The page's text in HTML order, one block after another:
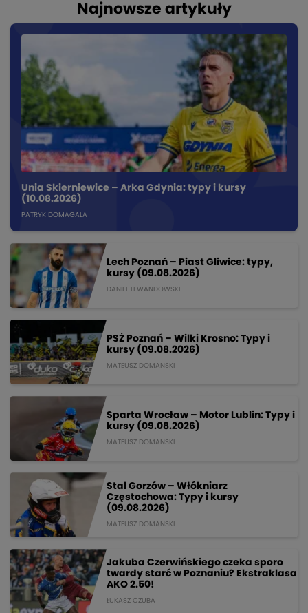
Najnowsze artykuły
Unia Skierniewice – Arka Gdynia: typy i kursy
(10.08.2026)
PATRYK DOMAGALA
Lech Poznań – Piast Gliwice: typy,
kursy (09.08.2026)
DANIEL LEWANDOWSKI
PSŻ Poznań – Wilki Krosno: Typy i
kursy (09.08.2026)
MATEUSZ DOMANSKI
Sparta Wrocław – Motor Lublin: Typy i
kursy (09.08.2026)
MATEUSZ DOMANSKI
Stal Gorzów – Włókniarz
Częstochowa: Typy i kursy
(09.08.2026)
MATEUSZ DOMANSKI
Jakuba Czerwińskiego czeka sporo
twardy starć w Poznaniu? Ekstraklasa
AKO 2.50!
ŁUKASZ CZUBA